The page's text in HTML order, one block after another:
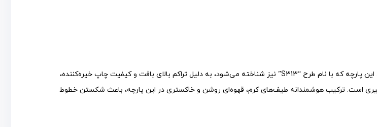
، با بهره‌گیری از الگوی لباس 313، یکی از کارآمدترین منسوجات است. این پارچه که با نام طرح “S313” نیز شناخته می‌شود، به دلیل تراکم بالای بافت و کیفیت چاپ خیره‌کننده،
است. ترکیب هوشمندانه طیف‌های کرم، قهوه‌ای روشن و خاکستری در این پارچه، باعث شکستن خطوط